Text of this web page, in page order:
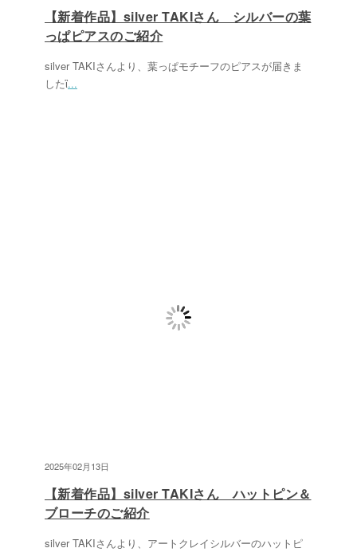
【新着作品】silver TAKIさん シルバーの葉
っぱピアスのご紹介
silver TAKIさんより、葉っぱモチーフのピアスが届きま
したἳ...
2025年02月13日
【新着作品】silver TAKIさん ハットピン＆
ブローチのご紹介
silver TAKIさんより、アートクレイシルバーのハットピ